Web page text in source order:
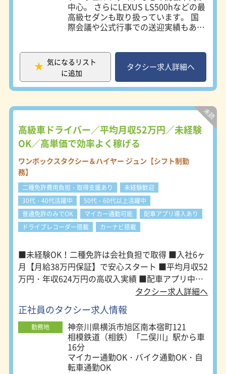
未経験からでも「選ばれるドライバ
ー」へ成長できます。
・未経験者歓迎
・既卒歓迎、U・Iターン歓迎
・20代／30代／40代／50代／60代活
躍中
・ハローワークでお仕事探しの方歓迎
★こんな方におすすめ★
・未経験からしっかり稼ぎたい
・接客やサービスが好き
・自由度の高い働き方をしたい
中心。 さらにLEXUS LS500hなどの最
高級セダンも取り扱っています。 国
際会議や公式行事での送迎実績もあ
光・結婚式・団体利用などの予約も多
く、 安定した需要の中で働けます。
気になるリスト
に追加
タクシー求人詳細へ
高級車ドライバー／平均月収52万円／未経験
OK／高単価で効率よく稼げる
ワンボックスタクシー＆ハイヤー ジュン【シフト制勤
務】
二種免許費用負担・取得支援あり
未経験歓迎
30代・40代活躍中
50代・60代以上活躍中
普通免許のみでOK
マイカー通勤可能
配車アプリ導入あり
ドライブレコーダー搭載
カーナビ搭載
■未経験OK！二種免許は会社負担で取得 ■入社6ヶ
月【月給38万円保証】で安心スタート ■平均月収52
万円・年収624万円の高収入実績 ■配車アプリ中心
で安定集客（GO・Uber導入） ■託児所・社食・仮
眠室など福利厚生が充実 ■柔軟シフト＆希望休OK
で働きやすい
タクシー求人詳細へ
正社員のタクシー求人情報
勤務地
神奈川県横浜市旭区南本宿町121
相模鉄道（相鉄）「二俣川」駅から車
16分
マイカー通勤OK・バイク通勤OK・自
転車通勤OK